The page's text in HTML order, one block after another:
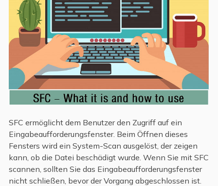
SFC ermöglicht dem Benutzer den Zugriff auf ein
Eingabeaufforderungsfenster. Beim Öffnen dieses
Fensters wird ein System-Scan ausgelöst, der zeigen
kann, ob die Datei beschädigt wurde. Wenn Sie mit SFC
scannen, sollten Sie das Eingabeaufforderungsfenster
nicht schließen, bevor der Vorgang abgeschlossen ist.